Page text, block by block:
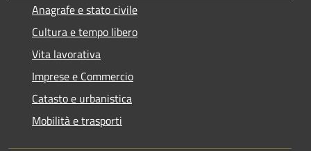
Anagrafe e stato civile
Cultura e tempo libero
Vita lavorativa
Imprese e Commercio
Catasto e urbanistica
Mobilità e trasporti